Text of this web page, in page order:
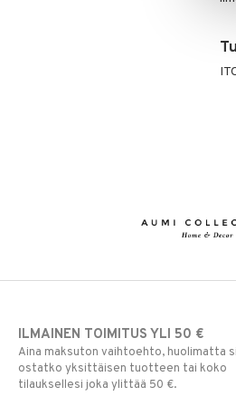
ILMAINEN TOIMITUS YLI 50 €
Aina maksuton vaihtoehto, huolimatta
ostatko yksittäisen tuotteen tai koko
tilauksellesi joka ylittää 50 €.